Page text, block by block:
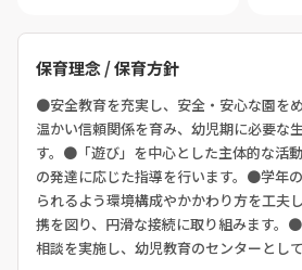
保育理念 / 保育方針
●安全教育を充実し、安全・安心な園を
温かい信頼関係を育み、幼児期に必要な
す。●「遊び」を中心とした主体的な活
の発達に応じた指導を行います。●学年
られるよう環境構成やかかわり方を工夫
携を図り、円滑な接続に取り組みます。
相談を実施し、幼児教育のセンターとし